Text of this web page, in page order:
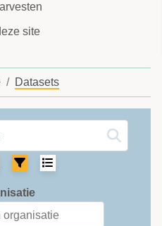
site
Datasets
Sortering: Selecteer het aantal